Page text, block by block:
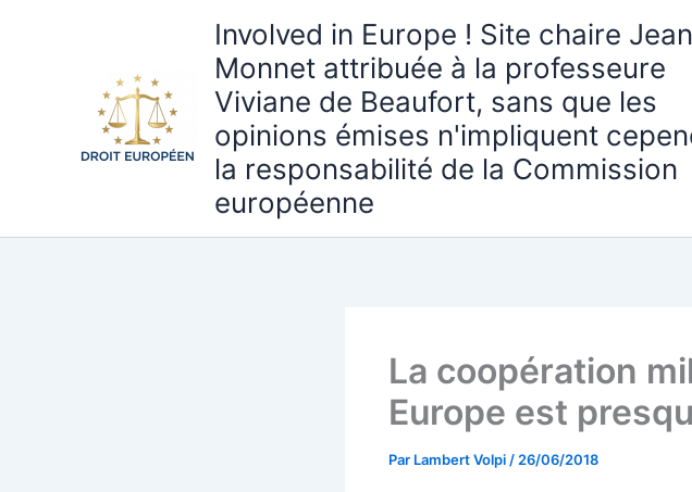
Involved in Europe ! Site chaire Jean
Monnet attribuée à la professeure
Viviane de Beaufort, sans que les
opinions émises n'impliquent
la responsabilité de la Commission
européenne
La coopération
Europe est
Par Lambert Volpi / 26/06/2018